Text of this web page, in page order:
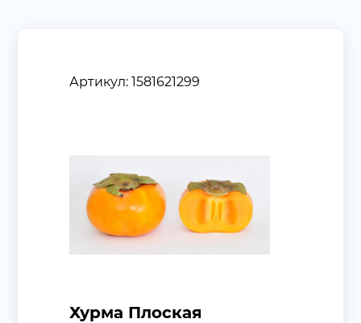
Артикул: 1581621299
Хурма Плоская